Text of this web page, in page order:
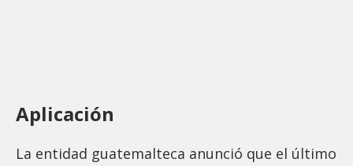
Aplicación
La entidad guatemalteca anunció que el último